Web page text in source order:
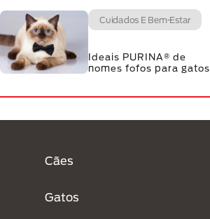
Cuidados E Bem-Estar
Ideais PURINA® de
nomes fofos para gatos
Cães
Gatos